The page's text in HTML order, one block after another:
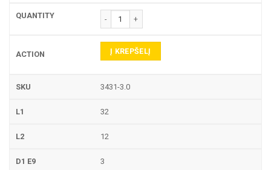
produkto kiekis: 3431 PIRŠTINĖ FREZA
Į KREPŠELĮ
3431-3.0
32
12
3